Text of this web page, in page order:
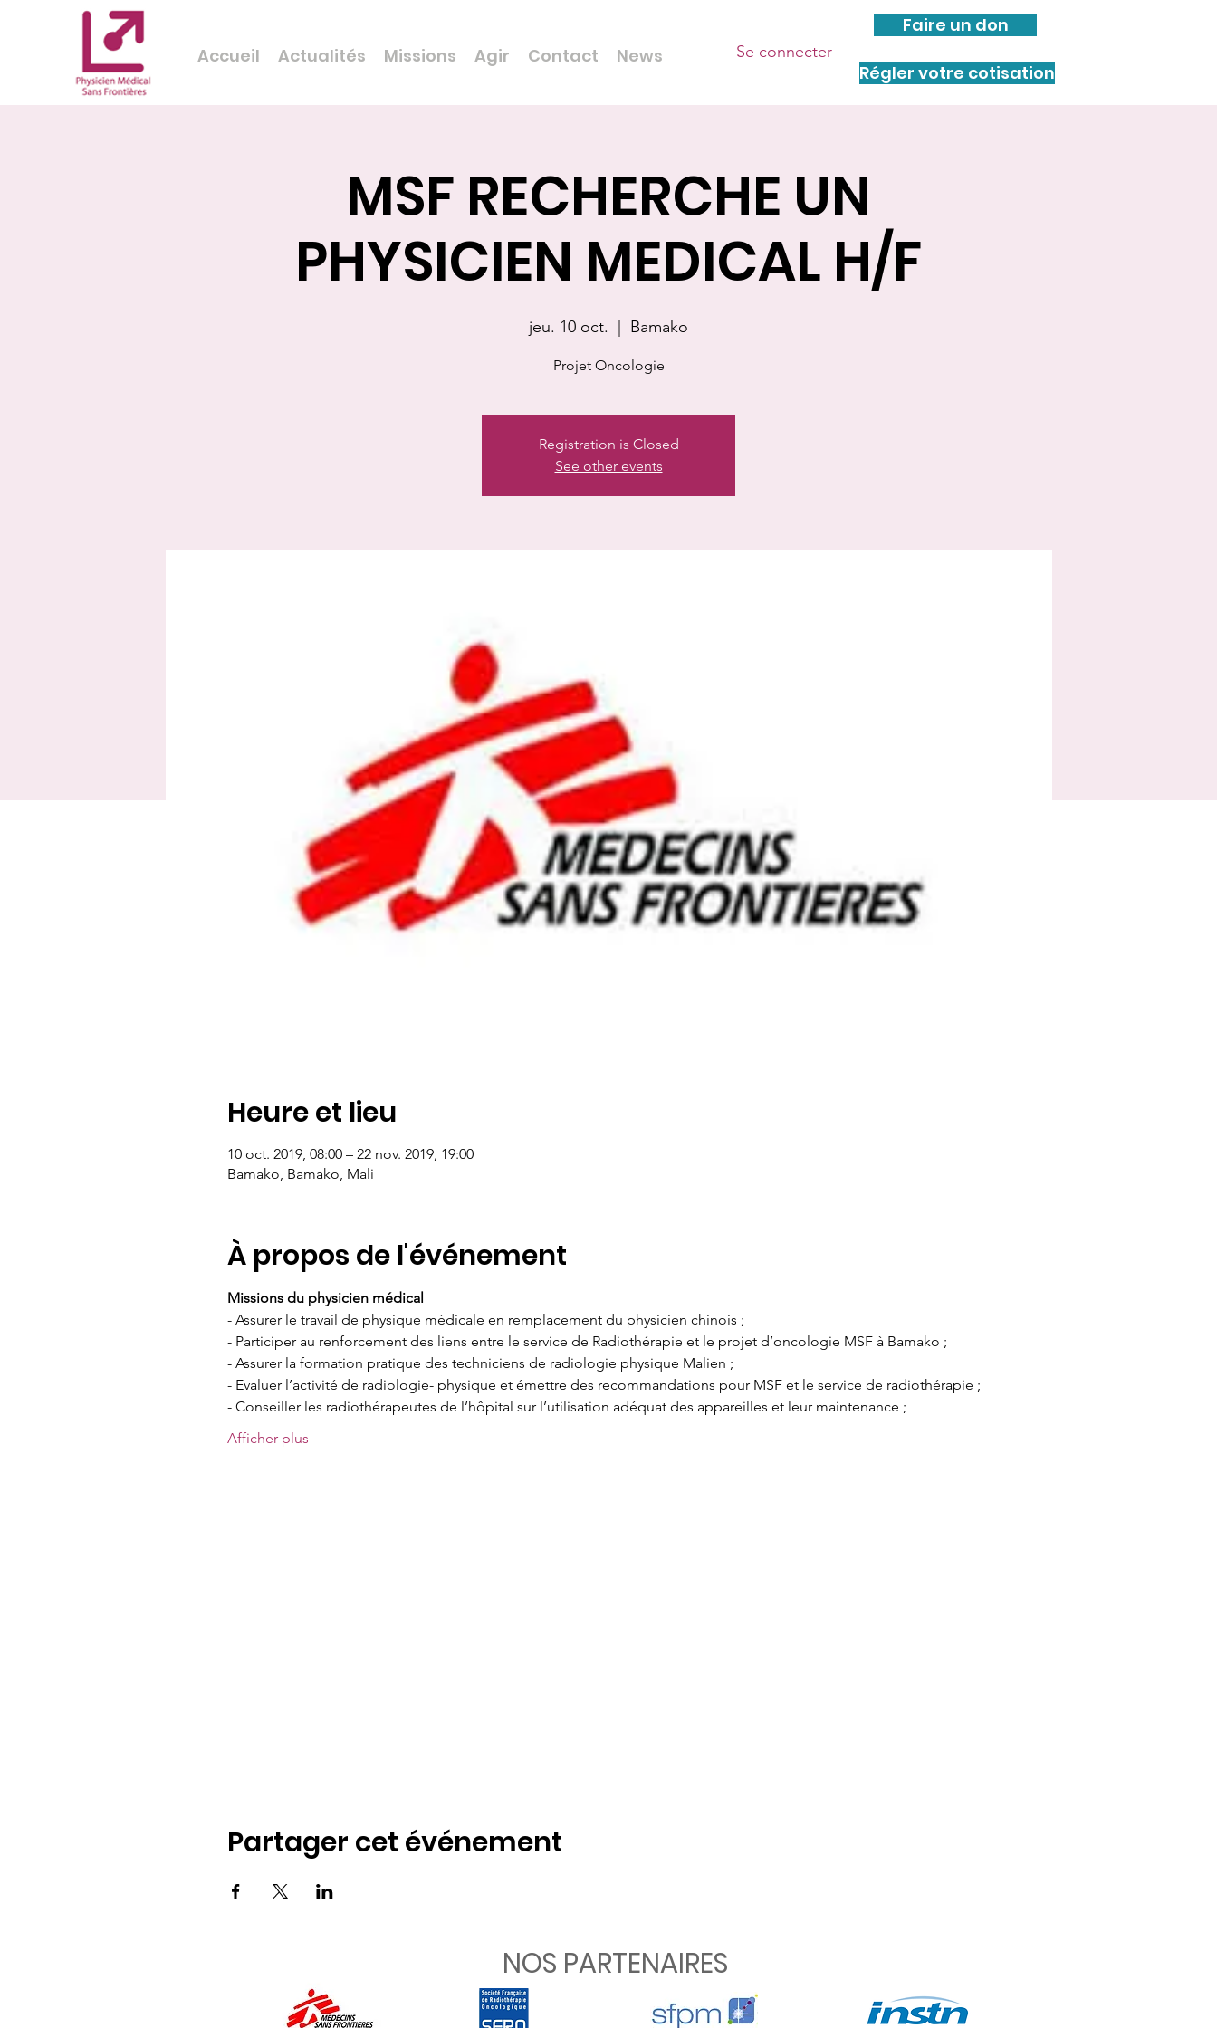
Accueil Actualités Missions Agir Contact News Se connecter
Faire un don
Régler votre cotisation
MSF RECHERCHE UN
PHYSICIEN MEDICAL H/F
jeu. 10 oct. Bamako
Projet Oncologie
Registration is Closed
See other events
Heure et lieu
10 oct. 2019, 08:00 – 22 nov. 2019, 19:00
Bamako, Bamako, Mali
À propos de l'événement
Missions du physicien médical
- Assurer le travail de physique médicale en remplacement du physicien chinois ;
- Participer au renforcement des liens entre le service de Radiothérapie et le projet d’oncologie MSF à Bamako ;
- Assurer la formation pratique des techniciens de radiologie physique Malien ;
- Evaluer l’activité de radiologie- physique et émettre des recommandations pour MSF et le service de radiothérapie ;
- Conseiller les radiothérapeutes de l’hôpital sur l’utilisation adéquat des appareilles et leur maintenance ;
Afficher plus
Partager cet événement
NOS PARTENAIRES